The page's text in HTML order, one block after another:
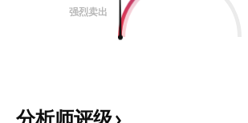
强烈卖出